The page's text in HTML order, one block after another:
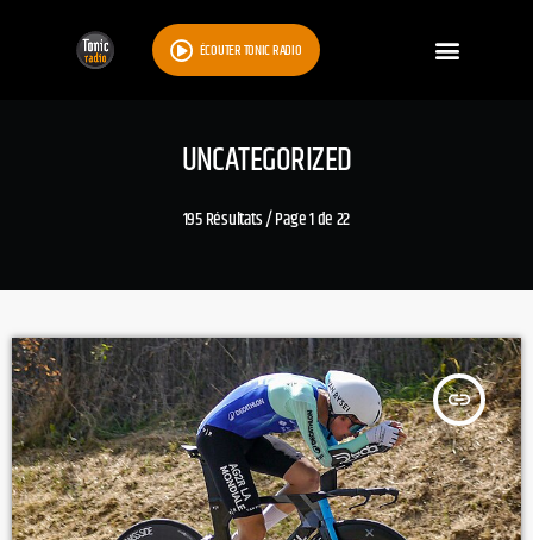
ÉCOUTER TONIC RADIO
UNCATEGORIZED
195 Résultats / Page 1 de 22
insert_link